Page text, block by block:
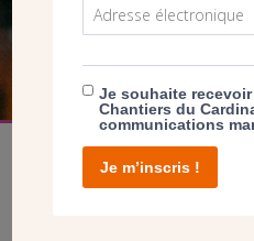
Je souhaite
Chantiers du
communications
Je m’inscris !